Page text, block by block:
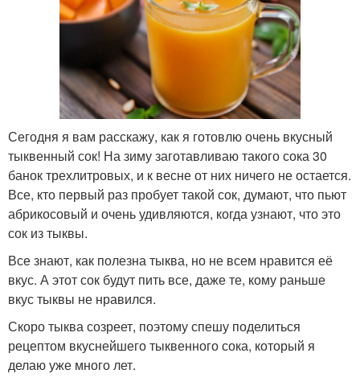
Сегодня я вам расскажу, как я готовлю очень вкусный
тыквенный сок! На зиму заготавливаю такого сока 30
банок трехлитровых, и к весне от них ничего не остается.
Все, кто первый раз пробует такой сок, думают, что пьют
абрикосовый и очень удивляются, когда узнают, что это
сок из тыквы.
Все знают, как полезна тыква, но не всем нравится её
вкус. А этот сок будут пить все, даже те, кому раньше
вкус тыквы не нравился.
Скоро тыква созреет, поэтому спешу поделиться
рецептом вкуснейшего тыквенного сока, который я
делаю уже много лет.